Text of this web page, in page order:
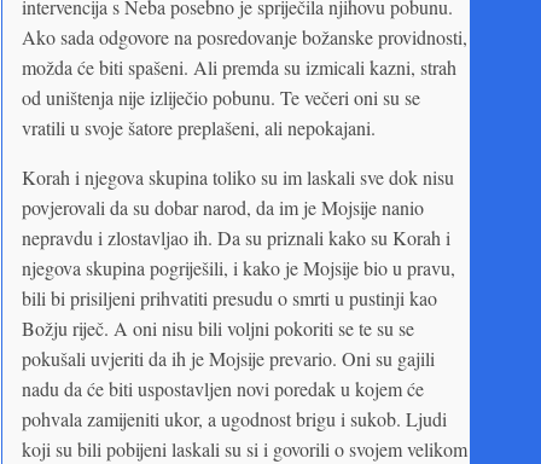
intervencija s Neba posebno je spriječila njihovu pobunu.
Ako sada odgovore na posredovanje božanske providnosti,
možda će biti spašeni. Ali premda su izmicali kazni, strah
od uništenja nije izliječio pobunu. Te večeri oni su se
vratili u svoje šatore preplašeni, ali nepokajani.
Korah i njegova skupina toliko su im laskali sve dok nisu
povjerovali da su dobar narod, da im je Mojsije nanio
nepravdu i zlostavljao ih. Da su priznali kako su Korah i
njegova skupina pogriješili, i kako je Mojsije bio u pravu,
bili bi prisiljeni prihvatiti presudu o smrti u pustinji kao
Božju riječ. A oni nisu bili voljni pokoriti se te su se
pokušali uvjeriti da ih je Mojsije prevario. Oni su gajili
nadu da će biti uspostavljen novi poredak u kojem će
pohvala zamijeniti ukor, a ugodnost brigu i sukob. Ljudi
koji su bili pobijeni laskali su si i govorili o svojem velikom